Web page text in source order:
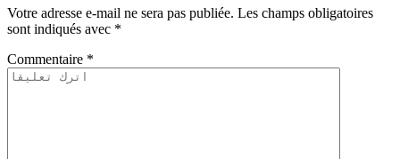
Votre adresse e-mail ne sera pas publiée. Les champs obligatoires
sont indiqués avec *
Commentaire *